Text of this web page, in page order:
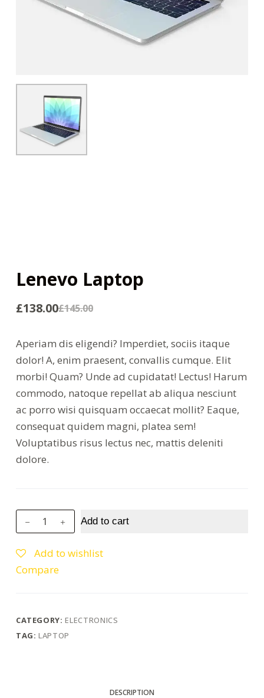
Lenevo Laptop
£145.00
£138.00
Aperiam dis eligendi? Imperdiet, sociis itaque
dolor! A, enim praesent, convallis cumque. Elit
morbi! Quam? Unde ad cupidatat! Lectus! Harum
commodo, natoque repellat ab aliqua nesciunt
ac porro wisi quisquam occaecat mollit? Eaque,
consequat quidem magni, platea sem!
Voluptatibus risus lectus nec, mattis deleniti
dolore.
Lenevo
Laptop
Add to cart
Add to wishlist
Compare
CATEGORY:ELECTRONICS
TAG:LAPTOP
DESCRIPTION